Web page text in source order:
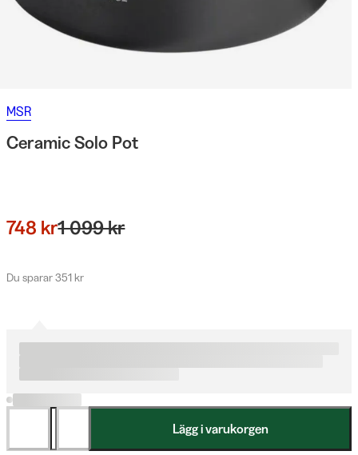
MSR
Ceramic Solo Pot
748 kr1 099 kr
Du sparar 351 kr
Lägg i varukorgen